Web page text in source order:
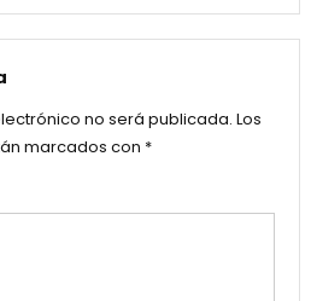
no será publicada. Los
marcados con *